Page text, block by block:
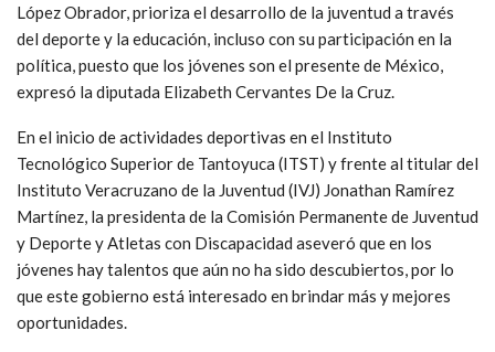
López Obrador, prioriza el desarrollo de la juventud a través
del deporte y la educación, incluso con su participación en la
política, puesto que los jóvenes son el presente de México,
expresó la diputada Elizabeth Cervantes De la Cruz.
En el inicio de actividades deportivas en el Instituto
Tecnológico Superior de Tantoyuca (ITST) y frente al titular del
Instituto Veracruzano de la Juventud (IVJ) Jonathan Ramírez
Martínez, la presidenta de la Comisión Permanente de Juventud
y Deporte y Atletas con Discapacidad aseveró que en los
jóvenes hay talentos que aún no ha sido descubiertos, por lo
que este gobierno está interesado en brindar más y mejores
oportunidades.